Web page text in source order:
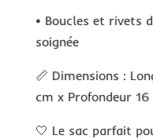
• Boucles et rivets
soignée
📏 Dimensions :
cm x Profondeur
🤍 Le sac parfait